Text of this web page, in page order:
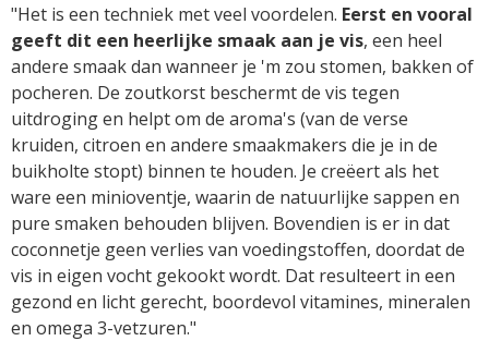
"Het is een techniek met veel voordelen. Eerst en vooral
geeft dit een heerlijke smaak aan je vis, een heel
andere smaak dan wanneer je 'm zou stomen, bakken of
pocheren. De zoutkorst beschermt de vis tegen
uitdroging en helpt om de aroma's (van de verse
kruiden, citroen en andere smaakmakers die je in de
buikholte stopt) binnen te houden. Je creëert als het
ware een minioventje, waarin de natuurlijke sappen en
pure smaken behouden blijven. Bovendien is er in dat
coconnetje geen verlies van voedingstoffen, doordat de
vis in eigen vocht gekookt wordt. Dat resulteert in een
gezond en licht gerecht, boordevol vitamines, mineralen
en omega 3-vetzuren."